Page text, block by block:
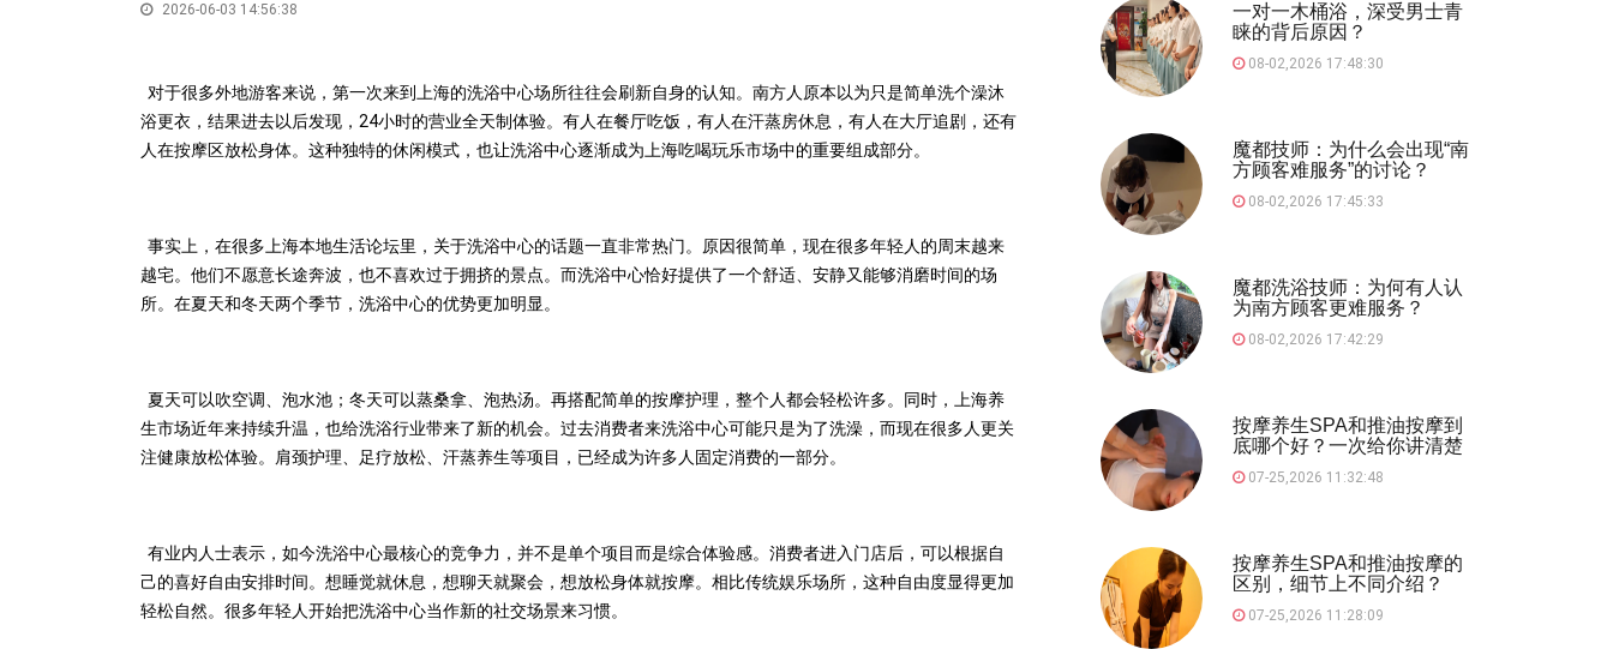
2026-06-03 14:56:38
对于很多外地游客来说，第一次来到上海的洗浴中心场所往往会刷新自身的认知。南方人原本以为只是简单洗个澡沐
浴更衣，结果进去以后发现，24小时的营业全天制体验。有人在餐厅吃饭，有人在汗蒸房休息，有人在大厅追剧，还有
人在按摩区放松身体。这种独特的休闲模式，也让洗浴中心逐渐成为上海吃喝玩乐市场中的重要组成部分。
事实上，在很多上海本地生活论坛里，关于洗浴中心的话题一直非常热门。原因很简单，现在很多年轻人的周末越来
越宅。他们不愿意长途奔波，也不喜欢过于拥挤的景点。而洗浴中心恰好提供了一个舒适、安静又能够消磨时间的场
所。在夏天和冬天两个季节，洗浴中心的优势更加明显。
夏天可以吹空调、泡水池；冬天可以蒸桑拿、泡热汤。再搭配简单的按摩护理，整个人都会轻松许多。同时，上海养
生市场近年来持续升温，也给洗浴行业带来了新的机会。过去消费者来洗浴中心可能只是为了洗澡，而现在很多人更关
注健康放松体验。肩颈护理、足疗放松、汗蒸养生等项目，已经成为许多人固定消费的一部分。
有业内人士表示，如今洗浴中心最核心的竞争力，并不是单个项目而是综合体验感。消费者进入门店后，可以根据自
己的喜好自由安排时间。想睡觉就休息，想聊天就聚会，想放松身体就按摩。相比传统娱乐场所，这种自由度显得更加
轻松自然。很多年轻人开始把洗浴中心当作新的社交场景来习惯。
一对一木桶浴，深受男士青
睐的背后原因？
08-02,2026 17:48:30
魔都技师：为什么会出现“南
方顾客难服务”的讨论？
08-02,2026 17:45:33
魔都洗浴技师：为何有人认
为南方顾客更难服务？
08-02,2026 17:42:29
按摩养生SPA和推油按摩到
底哪个好？一次给你讲清楚
07-25,2026 11:32:48
按摩养生SPA和推油按摩的
区别，细节上不同介绍？
07-25,2026 11:28:09